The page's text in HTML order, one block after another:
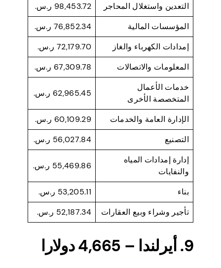
التعدين واستغلال المحاجر
98,453.72 ر.س.
المؤسسات المالية
76,852.34 ر.س.
إمدادات الكهرباء والغاز
72,179.70 ر.س.
المعلومات والاتصالات
67,309.78 ر.س.
خدمات الأعمال
المتخصصة الأخرى
62,965.45 ر.س.
الإدارة العامة والخدمات
60,109.29 ر.س.
التصنيع
56,027.84 ر.س.
إدارة إمدادات المياه
والنفايات
55,469.86 ر.س.
بناء
53,205.11 ر.س.
تأجير وشراء وبيع العقارات
52,187.34 ر.س.
9. أيرلندا – 4,665 دولارا